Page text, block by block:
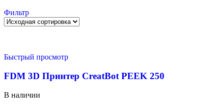
Фильтр
Быстрый просмотр
FDM 3D Принтер CreatBot PEEK 250
В наличии